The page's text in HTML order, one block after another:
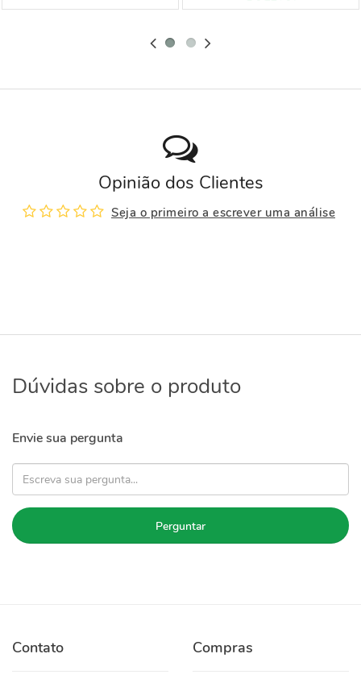
Opinião dos Clientes
Seja o primeiro a escrever uma análise
Dúvidas sobre o produto
Envie sua pergunta
Perguntar
Contato Compras